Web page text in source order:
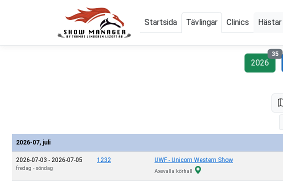
Startsida Tävlingar Clinics Hästar
2026
35
2026-07, juli
2026-07-03 - 2026-07-05
fredag - söndag
1232 UWF - Unicorn Western Show
Axevalla körhall